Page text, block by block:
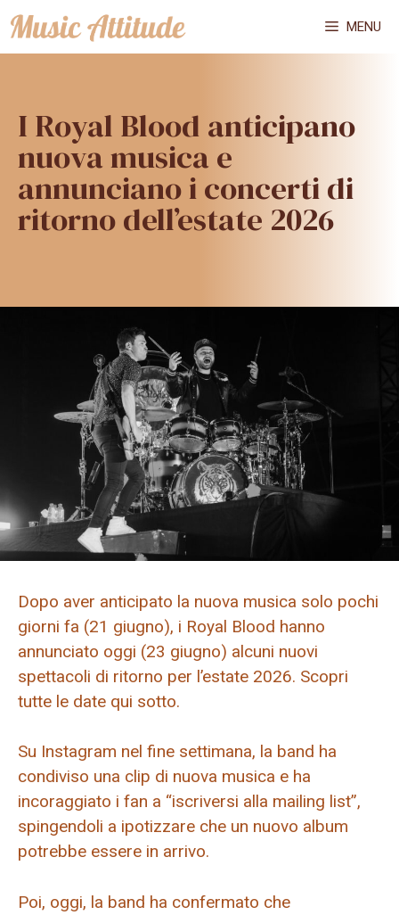
Vai
al
MENU
I Royal Blood anticipano
nuova musica e
annunciano i concerti di
ritorno dell’estate 2026
Dopo aver anticipato la nuova musica solo pochi
giorni fa (21 giugno), i Royal Blood hanno
annunciato oggi (23 giugno) alcuni nuovi
spettacoli di ritorno per l’estate 2026. Scopri
tutte le date qui sotto.
Su Instagram nel fine settimana, la band ha
condiviso una clip di nuova musica e ha
incoraggiato i fan a “iscriversi alla mailing list”,
spingendoli a ipotizzare che un nuovo album
potrebbe essere in arrivo.
Poi, oggi, la band ha confermato che